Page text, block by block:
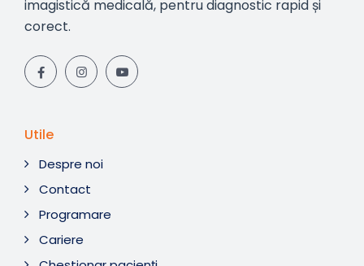
imagistică medicală, pentru diagnostic rapid și
corect.
Utile
Despre noi
Contact
Programare
Cariere